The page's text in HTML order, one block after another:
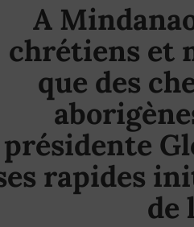
A
chrétiens et
que des
présidente
rapides
de